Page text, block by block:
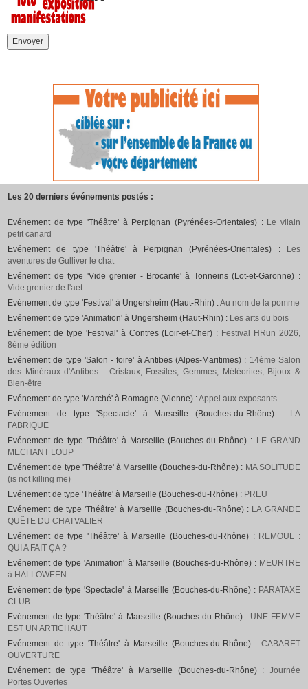
Les 20 derniers événements postés :
Evénement de type 'Théâtre' à Perpignan (Pyrénées-Orientales) : Le vilain
petit canard
Evénement de type 'Théâtre' à Perpignan (Pyrénées-Orientales) :
Les
aventures de Gulliver le chat
Evénement de type 'Vide grenier - Brocante' à Tonneins (Lot-et-Garonne) :
Vide grenier de l'aet
Evénement de type 'Festival' à Ungersheim (Haut-Rhin) :Au nom de la pomme
Evénement de type 'Animation' à Ungersheim (Haut-Rhin) : Les arts du bois
Evénement de type 'Festival' à Contres (Loir-et-Cher) : Festival HRun 2026,
8ème édition
Evénement de type 'Salon - foire' à Antibes (Alpes-Maritimes) : 14ème Salon
des Minéraux d'Antibes - Cristaux, Fossiles, Gemmes, Météorites, Bijoux &
Bien-être
Evénement de type 'Marché' à Romagne (Vienne) :Appel aux exposants
Evénement de type 'Spectacle' à Marseille (Bouches-du-Rhône) :
LA
FABRIQUE
Evénement de type 'Théâtre' à Marseille (Bouches-du-Rhône) : LE GRAND
MECHANT LOUP
Evénement de type 'Théâtre' à Marseille (Bouches-du-Rhône) : MA SOLITUDE
(is not killing me)
Evénement de type 'Théâtre' à Marseille (Bouches-du-Rhône) : PREU
Evénement de type 'Théâtre' à Marseille (Bouches-du-Rhône) : LA GRANDE
QUÊTE DU CHATVALIER
Evénement de type 'Théâtre' à Marseille (Bouches-du-Rhône) : REMOUL :
QUI A FAIT ÇA ?
Evénement de type 'Animation' à Marseille (Bouches-du-Rhône) : MEURTRE
à HALLOWEEN
Evénement de type 'Spectacle' à Marseille (Bouches-du-Rhône) : PARATAXE
CLUB
Evénement de type 'Théâtre' à Marseille (Bouches-du-Rhône) : UNE FEMME
EST UN ARTICHAUT
Evénement de type 'Théâtre' à Marseille (Bouches-du-Rhône) : CABARET
OUVERTURE
Evénement de type 'Théâtre' à Marseille (Bouches-du-Rhône) : Journée
Portes Ouvertes